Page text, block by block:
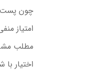
چون پست
امتیاز
مطلب
اختیار